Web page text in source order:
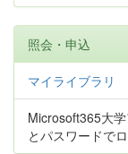
照会・申
マイライブラリ
Microsoft365大
とパスワードで